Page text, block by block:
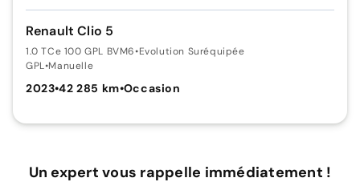
Renault Clio 5
1.0 TCe 100 GPL BVM6•Evolution Suréquipée
GPL•Manuelle
2023•42 285 km•Occasion
Un expert vous rappelle immédiatement !